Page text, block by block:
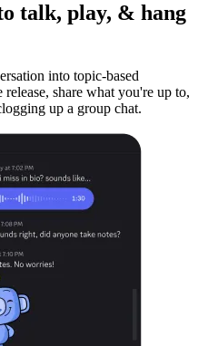
talk, play, & hang
into topic-based
share what you're up to,
up a group chat.